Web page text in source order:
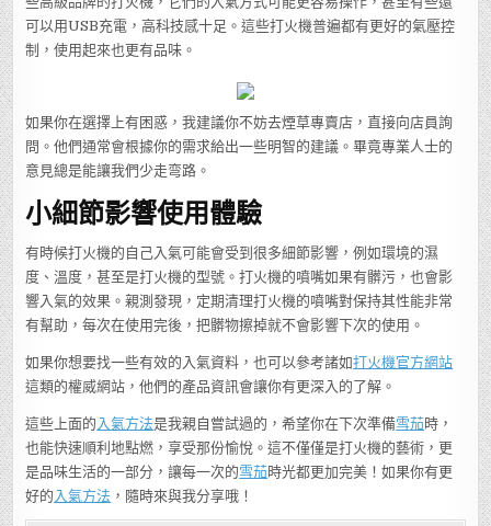
可以用USB充電，高科技感十足。這些打火機普遍都有更好的氣壓控
制，使用起來也更有品味。
如果你在選擇上有困惑，我建議你不妨去煙草專賣店，直接向店員詢
問。他們通常會根據你的需求給出一些明智的建議。畢竟專業人士的
意見總是能讓我們少走弯路。
小細節影響使用體驗
有時候打火機的自己入氣可能會受到很多細節影響，例如環境的濕
度、溫度，甚至是打火機的型號。打火機的噴嘴如果有髒污，也會影
響入氣的效果。親測發現，定期清理打火機的噴嘴對保持其性能非常
有幫助，每次在使用完後，把髒物擦掉就不會影響下次的使用。
如果你想要找一些有效的入氣資料，也可以參考諸如打火機官方網站
這類的權威網站，他們的產品資訊會讓你有更深入的了解。
這些上面的 入氣方法是我親自嘗試過的，希望你在下次準備雪茄時，
也能快速順利地點燃，享受那份愉悅。這不僅僅是打火機的藝術，更
是品味生活的一部分，讓每一次的雪茄時光都更加完美！如果你有更
好的 入氣方法 ，隨時來與我分享哦！